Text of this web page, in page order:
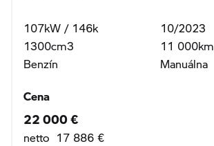
107kW / 146k
1300cm3
Benzín
10/2023
11 000km
Manuálna
Cena
22 000 €
netto 17 886 €